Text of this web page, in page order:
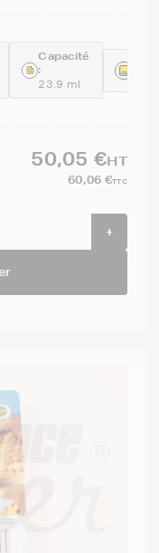
Capacité
:
23.9 ml
50,05 €HT
60,06 €TTC
+